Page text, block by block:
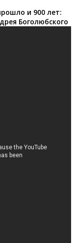
и 900 лет:
Боголюбского